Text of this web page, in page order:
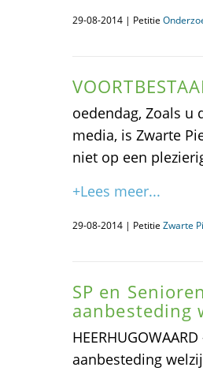
29-08-2014 | Petitie
oedendag, Zoals u
media, is Zwarte
niet op een
+Lees meer...
29-08-2014 | Petitie Zwarte
SP en
aanbesteding
aanbesteding